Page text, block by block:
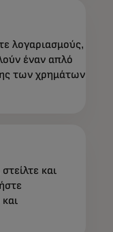
λογαριασμούς,
έναν απλό
των χρημάτων
και